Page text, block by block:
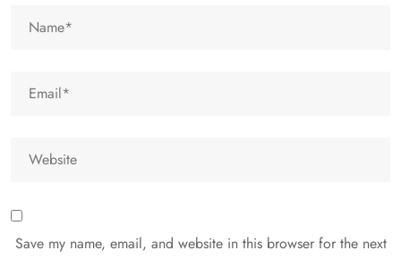
Save my name, email, and website in this browser for the next